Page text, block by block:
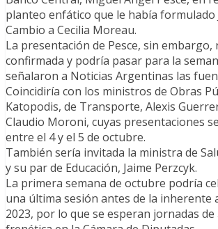
planteo enfático que le había formulado
Cambio a Cecilia Moreau.
La presentación de Pesce, sin embargo,
confirmada y podría pasar para la
señalaron a Noticias Argentinas las
Coincidiría con los ministros de Obras
Katopodis, de Transporte, Alexis
Claudio Moroni, cuyas presentaciones
entre el 4 y el 5 de octubre.
También sería invitada la ministra de
y su par de Educación, Jaime Perzcyk.
La primera semana de octubre podría
una última sesión antes de la inherente
2023, por lo que se esperan jornadas de